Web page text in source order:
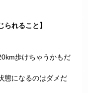
られること】
歩けちゃうかもだ
態になるのはダメだ